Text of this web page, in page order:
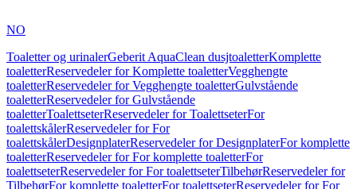
NO
Toaletter og urinalerGeberit AquaClean dusjtoaletterKomplette
toaletterReservedeler for Komplette toaletterVegghengte
toaletterReservedeler for Vegghengte toaletterGulvstående
toaletterReservedeler for Gulvstående
toaletterToalettseterReservedeler for ToalettseterFor
toalettskålerReservedeler for For
toalettskålerDesignplaterReservedeler for DesignplaterFor komplette
toaletterReservedeler for For komplette toaletterFor
toalettseterReservedeler for For toalettseterTilbehørReservedeler for
TilbehørFor komplette toaletterFor toalettseterReservedeler for For